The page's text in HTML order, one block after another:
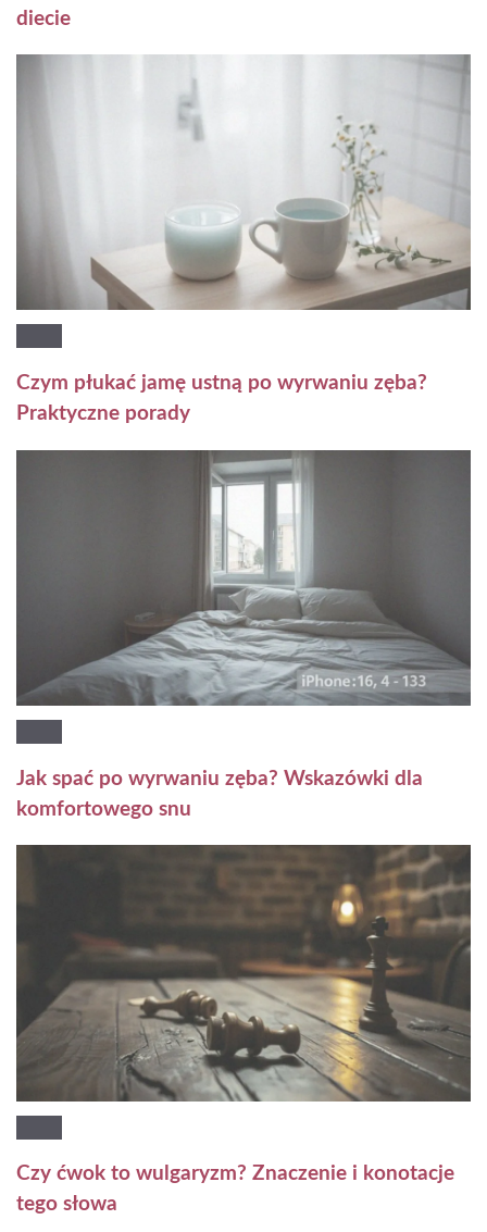
diecie
Czym płukać jamę ustną po wyrwaniu zęba?
Praktyczne porady
Jak spać po wyrwaniu zęba? Wskazówki dla
komfortowego snu
Czy ćwok to wulgaryzm? Znaczenie i konotacje
tego słowa